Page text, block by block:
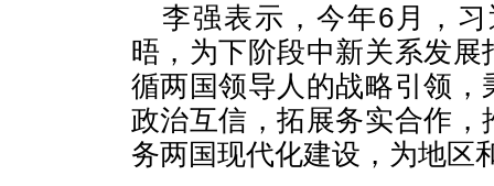
李强表示，今年6月，
晤，为下阶段中新关系发
循两国领导人的战略引领
政治互信，拓展务实合作
务两国现代化建设，为地区